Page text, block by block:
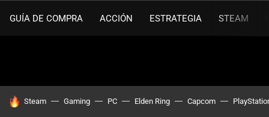
GUÍA DE COMPRA ACCIÓN ESTRATEGIA STEAM
HOY SE HABLA DE
Steam Gaming PC Elden Ring Capcom